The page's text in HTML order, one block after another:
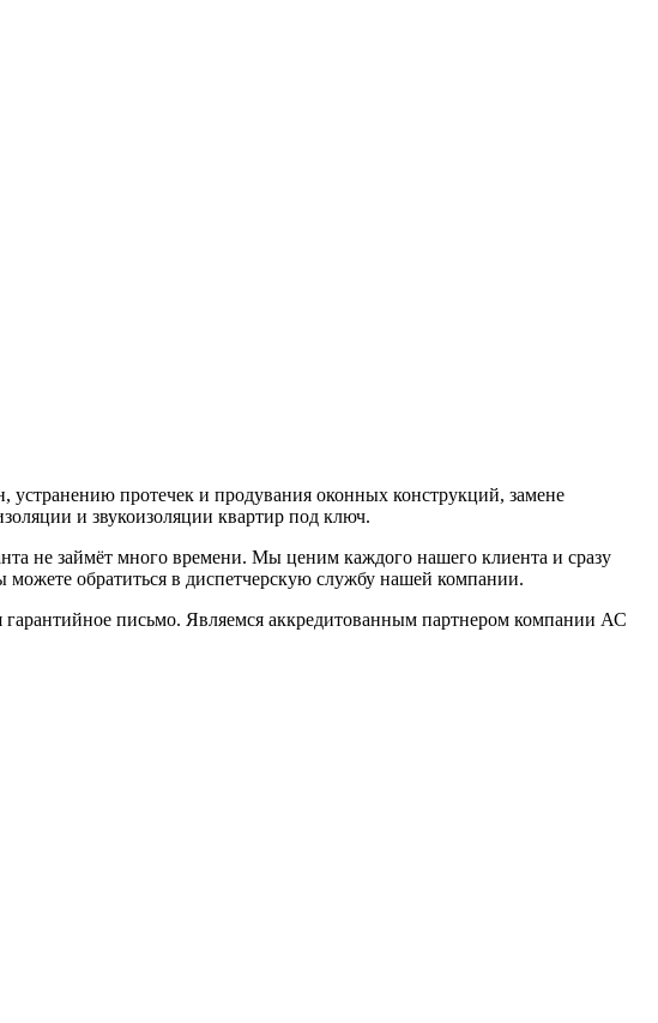
протечек и продувания оконных конструкций, замене
и звукоизоляции квартир под ключ.
не займёт много времени. Мы ценим каждого нашего клиента и сразу
обратиться в диспетчерскую службу нашей компании.
гарантийное письмо. Являемся аккредитованным партнером компании АС